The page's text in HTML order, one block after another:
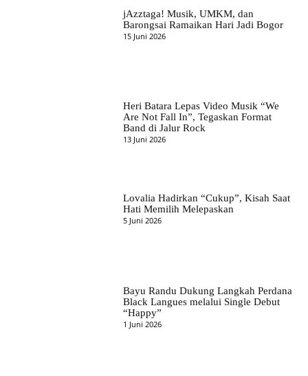
jAzztaga! Musik, UMKM, dan
Barongsai Ramaikan Hari Jadi Bogor
15 Juni 2026
Heri Batara Lepas Video Musik “We
Are Not Fall In”, Tegaskan Format
Band di Jalur Rock
13 Juni 2026
Lovalia Hadirkan “Cukup”, Kisah Saat
Hati Memilih Melepaskan
5 Juni 2026
Bayu Randu Dukung Langkah Perdana
Black Langues melalui Single Debut
“Happy”
1 Juni 2026